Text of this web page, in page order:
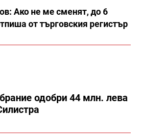
Ако не ме сменят, до 6
от търговския регистър
одобри 44 млн. лева